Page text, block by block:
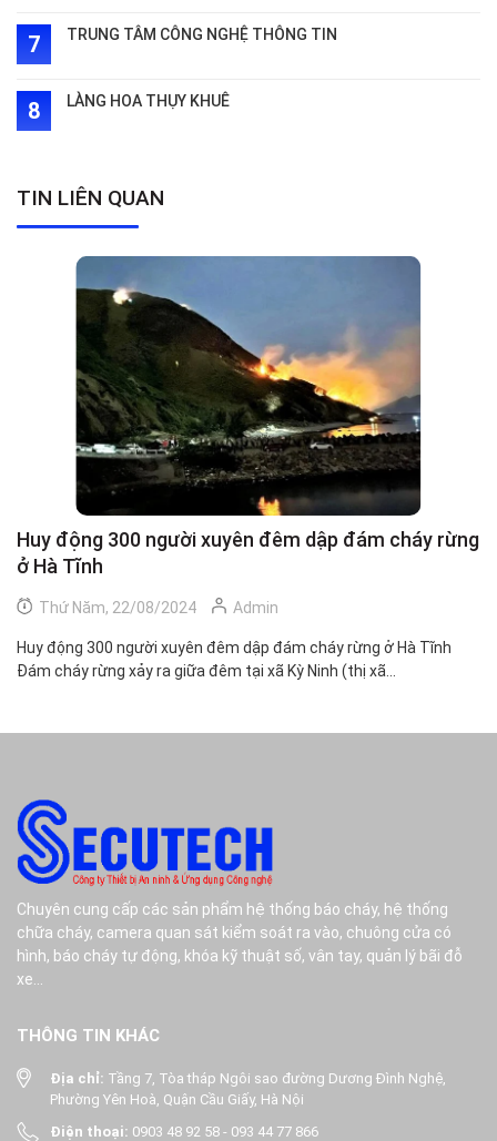
TRUNG TÂM CÔNG NGHỆ THÔNG TIN
LÀNG HOA THỤY KHUÊ
TIN LIÊN QUAN
Huy động 300 người xuyên đêm dập đám cháy rừng
ở Hà Tĩnh
Thứ Năm, 22/08/2024 Admin
Huy động 300 người xuyên đêm dập đám cháy rừng ở Hà Tĩnh
Đám cháy rừng xảy ra giữa đêm tại xã Kỳ Ninh (thị xã...
Chuyên cung cấp các sản phẩm hệ thống báo cháy, hệ thống
chữa cháy, camera quan sát kiểm soát ra vào, chuông cửa có
hình, báo cháy tự động, khóa kỹ thuật số, vân tay, quản lý bãi đỗ
xe...
THÔNG TIN KHÁC
Địa chỉ: Tầng 7, Tòa tháp Ngôi sao đường Dương Đình Nghệ,
Phường Yên Hoà, Quận Cầu Giấy, Hà Nội
Điện thoại: 0903 48 92 58 - 093 44 77 866